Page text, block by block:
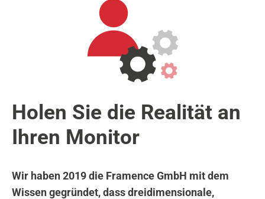
Holen Sie die Realität an
Ihren Monitor
Wir haben 2019 die Framence GmbH mit dem
Wissen gegründet, dass dreidimensionale,